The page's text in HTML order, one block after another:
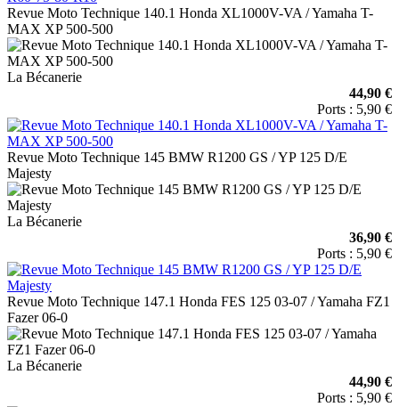
Revue Moto Technique 140.1 Honda XL1000V-VA / Yamaha T-
MAX XP 500-500
La Bécanerie
44,90 €
Ports : 5,90 €
Revue Moto Technique 145 BMW R1200 GS / YP 125 D/E
Majesty
La Bécanerie
36,90 €
Ports : 5,90 €
Revue Moto Technique 147.1 Honda FES 125 03-07 / Yamaha FZ1
Fazer 06-0
La Bécanerie
44,90 €
Ports : 5,90 €